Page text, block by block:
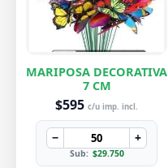
MARIPOSA DECORATIVA
7 CM
$595 c/u imp. incl.
− +
Sub: $29.750